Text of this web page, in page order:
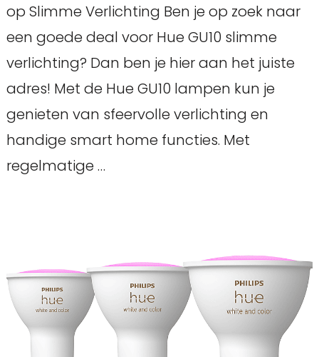
op Slimme Verlichting Ben je op zoek naar
een goede deal voor Hue GU10 slimme
verlichting? Dan ben je hier aan het juiste
adres! Met de Hue GU10 lampen kun je
genieten van sfeervolle verlichting en
handige smart home functies. Met
regelmatige …